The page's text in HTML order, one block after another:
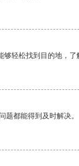
轻松找到目的地，了
题都能得到及时解决。